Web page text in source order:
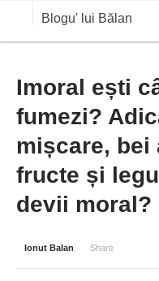
Blogu' lui Bălan
ANALIZE
BLOG IN DIALOG
STIRI
CURS VALUTAR IN TIMP REAL
Imoral ești
fumezi?
mișcare, bei
fructe și
devii moral?
Ionut Balan Share